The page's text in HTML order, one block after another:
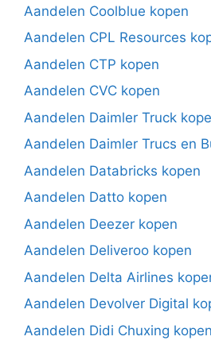
Aandelen Coolblue kopen
Aandelen CPL Resources
Aandelen CTP kopen
Aandelen CVC kopen
Aandelen Daimler Truck
Aandelen Daimler Trucs en
Aandelen Databricks kopen
Aandelen Datto kopen
Aandelen Deezer kopen
Aandelen Deliveroo kopen
Aandelen Delta Airlines
Aandelen Devolver Digital
Aandelen Didi Chuxing kopen